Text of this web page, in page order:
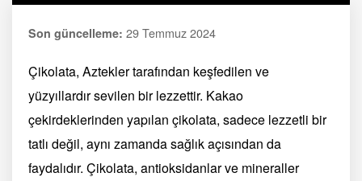
Son güncelleme: 29 Temmuz 2024
Çikolata, Aztekler tarafından keşfedilen ve
yüzyıllardır sevilen bir lezzettir. Kakao
çekirdeklerinden yapılan çikolata, sadece lezzetli bir
tatlı değil, aynı zamanda sağlık açısından da
faydalıdır. Çikolata, antioksidanlar ve mineraller